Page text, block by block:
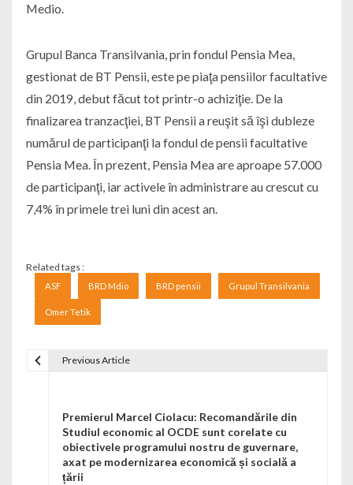
Medio.
Grupul Banca Transilvania, prin fondul Pensia Mea,
gestionat de BT Pensii, este pe piaţa pensiilor facultative
din 2019, debut făcut tot printr-o achiziţie. De la
finalizarea tranzacţiei, BT Pensii a reuşit să îşi dubleze
numărul de participanţi la fondul de pensii facultative
Pensia Mea. În prezent, Pensia Mea are aproape 57.000
de participanţi, iar activele în administrare au crescut cu
7,4% în primele trei luni din acest an.
Related tags :
ASF BRD Mdio BRD pensii Grupul Transilvania
Omer Tetik
Previous Article
Premierul Marcel Ciolacu: Recomandările din
Studiul economic al OCDE sunt corelate cu
obiectivele programului nostru de guvernare,
axat pe modernizarea economică și socială a
țării